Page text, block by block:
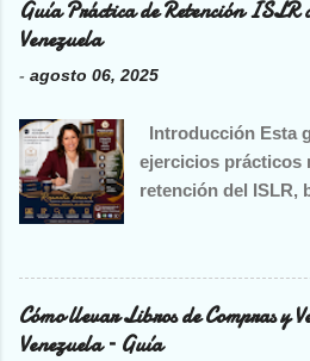
Para servicios, la
deben incluir
adicionales (fletes,
excluyendo el IVA,
descuentos y
documentadas.
Guía Práctica de Retención ISLR
Venezuela
- agosto 06, 2025
Introducción Esta
ejercicios prácticos
retención del ISLR,
de 1997, utilizando
Unidad Tributaria
aplicación del
Reglamento de la
Cómo llevar Libros de Compras y
Venezuela – Guía